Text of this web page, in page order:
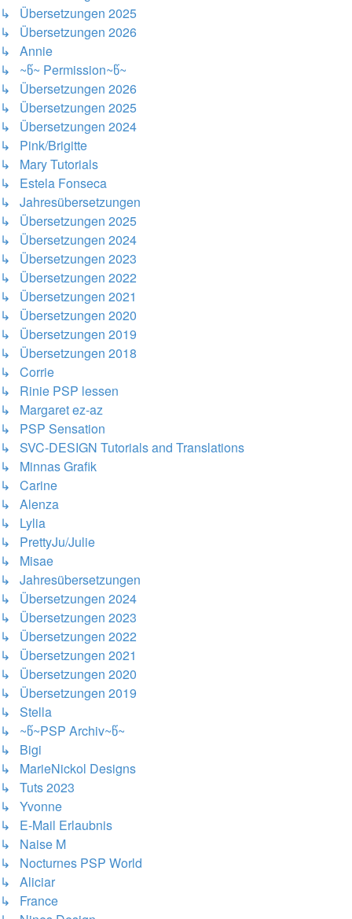
↳ Übersetzungen 2025
↳ Übersetzungen 2026
↳ Annie
↳ ~წ~ Permission~წ~
↳ Übersetzungen 2026
↳ Übersetzungen 2025
↳ Übersetzungen 2024
↳ Pink/Brigitte
↳ Mary Tutorials
↳ Estela Fonseca
↳ Jahresübersetzungen
↳ Übersetzungen 2025
↳ Übersetzungen 2024
↳ Übersetzungen 2023
↳ Übersetzungen 2022
↳ Übersetzungen 2021
↳ Übersetzungen 2020
↳ Übersetzungen 2019
↳ Übersetzungen 2018
↳ Corrie
↳ Rinie PSP lessen
↳ Margaret ez-az
↳ PSP Sensation
↳ SVC-DESIGN Tutorials and Translations
↳ Minnas Grafik
↳ Carine
↳ Alenza
↳ Lylia
↳ PrettyJu/Julie
↳ Misae
↳ Jahresübersetzungen
↳ Übersetzungen 2024
↳ Übersetzungen 2023
↳ Übersetzungen 2022
↳ Übersetzungen 2021
↳ Übersetzungen 2020
↳ Übersetzungen 2019
↳ Stella
↳ ~წ~PSP Archiv~წ~
↳ Bigi
↳ MarieNickol Designs
↳ Tuts 2023
↳ Yvonne
↳ E-Mail Erlaubnis
↳ Naise M
↳ Nocturnes PSP World
↳ Aliciar
↳ France